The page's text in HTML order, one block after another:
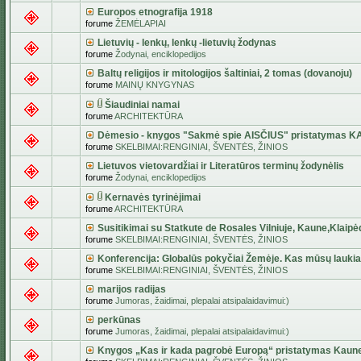
Europos etnografija 1918
forume ŽEMĖLAPIAI
Lietuvių - lenkų, lenkų -lietuvių žodynas
forume Žodynai, enciklopedijos
Baltų religijos ir mitologijos šaltiniai, 2 tomas (dovanoju)
forume MAINŲ KNYGYNAS
Šiaudiniai namai
forumeARCHITEKTŪRA
Dėmesio - knygos "Sakmė spie AISČIUS" pristatymas
forume SKELBIMAI:RENGINIAI, ŠVENTĖS, ŽINIOS
Lietuvos vietovardžiai ir Literatūros terminų žodynėlis
forume Žodynai, enciklopedijos
Kernavės tyrinėjimai
forumeARCHITEKTŪRA
Susitikimai su Statkute de Rosales Vilniuje,
forume SKELBIMAI:RENGINIAI, ŠVENTĖS, ŽINIOS
Konferencija: Globalūs pokyčiai Žemėje. Kas mūsų
forume SKELBIMAI:RENGINIAI, ŠVENTĖS, ŽINIOS
marijos radijas
forume Jumoras, žaidimai, plepalai atsipalaidavimui:)
perkūnas
forume Jumoras, žaidimai, plepalai atsipalaidavimui:)
Knygos „Kas ir kada pagrobė Europą“ pristatymas